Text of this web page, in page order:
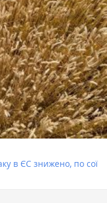
в ЄС знижено, по сої